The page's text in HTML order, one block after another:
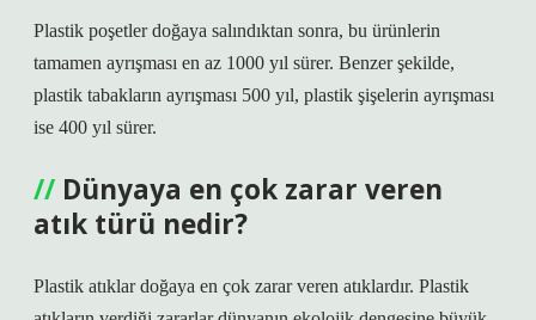
Plastik poşetler doğaya salındıktan sonra, bu ürünlerin
tamamen ayrışması en az 1000 yıl sürer. Benzer şekilde,
plastik tabakların ayrışması 500 yıl, plastik şişelerin ayrışması
ise 400 yıl sürer.
Dünyaya en çok zarar veren
atık türü nedir?
Plastik atıklar doğaya en çok zarar veren atıklardır. Plastik